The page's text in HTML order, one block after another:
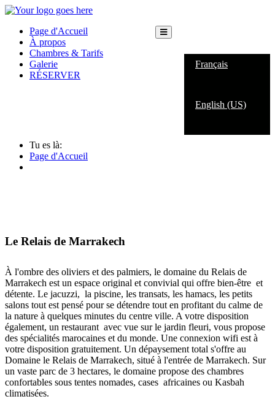
Français
English (US)
Page d'Accueil
À propos
Chambres & Tarifs
Galerie
RÉSERVER
Tu es là:
Page d'Accueil
Le Relais de Marrakech
À l'ombre des oliviers et des palmiers, le domaine du Relais de
Marrakech est un espace original et convivial qui offre bien-être et
détente. Le jacuzzi, la piscine, les transats, les hamacs, les petits
salons tout est pensé pour se détendre tout en profitant du calme de
la nature à quelques minutes du centre ville. A votre disposition
également, un restaurant avec vue sur le jardin fleuri, vous propose
des spécialités marocaines et du monde. Une connexion wifi est à
votre disposition gratuitement. Un dépaysement total s'offre au
Domaine le Relais de Marrakech, situé à l'entrée de Marrakech. Sur
un vaste parc de 3 hectares, le domaine propose des chambres
confortables sous tentes nomades, cases africaines ou Kasbah
climatisées.